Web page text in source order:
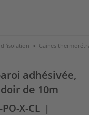
d 'isolation > Gaines
adhésivée,
de 10m
X-CL |